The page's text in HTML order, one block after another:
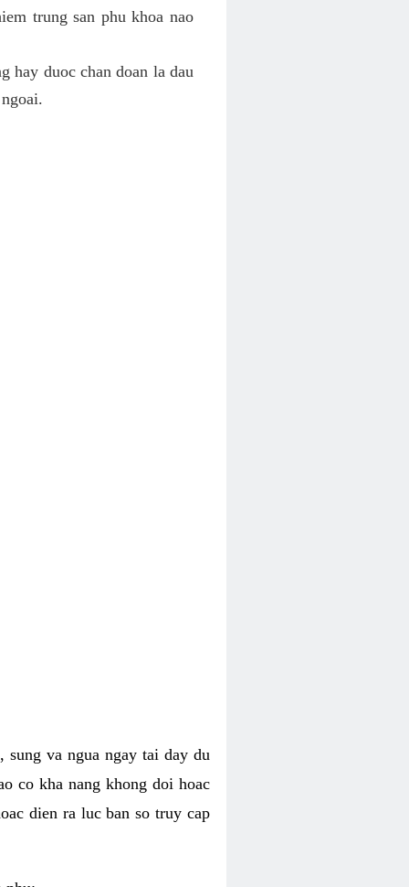
trung san phu khoa nao
hay duoc chan doan la dau
va ngua ngay tai day du
co kha nang khong doi hoac
dien ra luc ban so truy cap